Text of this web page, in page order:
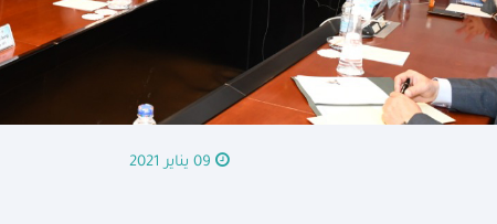
09 يناير 2021